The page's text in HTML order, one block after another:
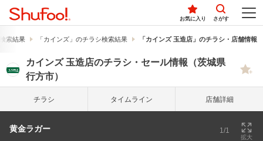
お気に入り さがす
索結果 「カインズ」のチラシ検索結果 「カインズ 玉造店」のチラシ・店舗情報
カインズ 玉造店のチラシ・セール情報（茨城県
行方市）
チラシ タイム ライン 店舗詳細
黄金ラガー 1/1
拡大